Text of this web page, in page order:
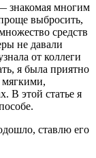
знакомая многим
выбросить,
средств
не давали
от коллеги
я была приятно
мягкими,
В этой статье я
ставлю его